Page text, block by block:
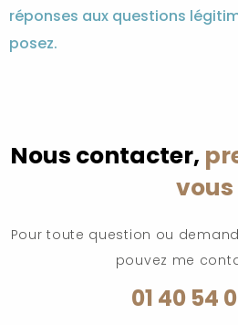
réponses aux questions
posez.
Nous contacter,
vous
Pour toute question ou
pouvez me
01 40 54